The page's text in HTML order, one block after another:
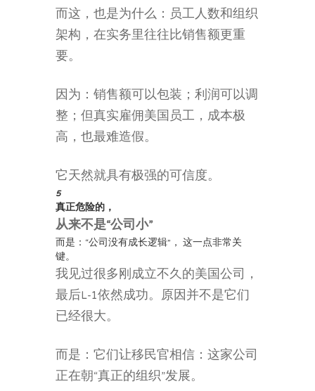
而这，也是为什么：员工人数和组织
架构，在实务里往往比销售额更重
要。
因为：销售额可以包装；利润可以调
整；但真实雇佣美国员工，成本极
高，也最难造假。
它天然就具有极强的可信度。
5
真正危险的，
从来不是“公司小”
而是：“公司没有成长逻辑”， 这一点非常关
键。
我见过很多刚成立不久的美国公司，
最后L-1依然成功。原因并不是它们
已经很大。
而是：它们让移民官相信：这家公司
正在朝“真正的组织”发展。